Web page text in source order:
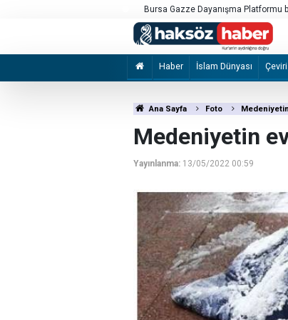
Hind Rajab Vakfı, Vietnam'da bir
bulundu
Haber İslam Dünyası Çeviri
Ana Sayfa Foto
Medeniyetin
Yayınlanma: 13/05/2022 00:59